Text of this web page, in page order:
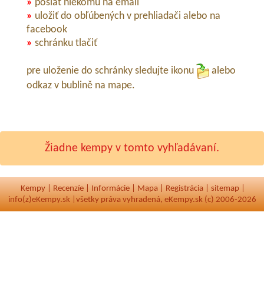
» poslať niekomu na email
» uložiť do obľúbených v prehliadači alebo na
facebook
» schránku tlačiť
pre uloženie do schránky sledujte ikonu
alebo
odkaz v bublině na mape.
Žiadne kempy v tomto vyhľadávaní.
Kempy Recenzíe Informácie Mapa Registrácia sitemap
info(z)eKempy.sk | všetky práva vyhradená, eKempy.sk (c) 2006-2026